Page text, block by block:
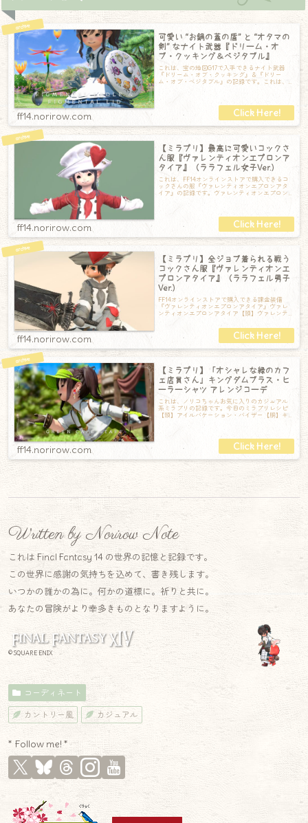
可愛い “お鍋の蓋の盾” と “オタマの
剣” なナイト武器『ドリーム・オ
ブ・クッキング＆ベジタブル』
これは、宝の地図G17で入手できるナイト武器
『ドリーム・オブ・クッキング』＆『ドリー
ム・オブ・ベジタブル』の記録です。これは、
ff14.norirow.com
【ミラプリ】最高に可愛いコックさ
ん服『ヴァレンティオンエプロンア
タイア』（ララフェル女子Ver.）
これは、FF14オンラインストアで購入できるコ
ックさんの服『ヴァレンティオンエプロンアタ
イア』の記録です。ヴァレンティオンエプロン
ff14.norirow.com
【ミラプリ】全ジョブ着られる戦う
コックさん服『ヴァレンティオンエ
プロンアタイア』（ララフェル男子
Ver.）
FF14オンラインストアで購入できる課金装備
『ヴァレンティオンエプロンアタイア』ヴァレ
ンティオンエプロンアタイア【頭】ヴァレンテ
ff14.norirow.com
【ミラプリ】「オシャレな緑のカフ
ェ店員さん」キングダムブラス・ヒ
ーラーシャツ アレンジコーデ
これは、ノリコちゃんお気に入りのカジュアル
系ミラプリの記録です。今日のミラプリレシピ
【頭】アイルバケーション・バイザー【胴】キ
ff14.norirow.com
Written by Norirow Note
これは Final Fantasy 14 の世界の記憶と記録です。
この世界に感謝の気持ちを込めて、書き残します。
いつかの誰かの為に。何かの道標に。祈りと共に。
あなたの冒険がより幸多きものとなりますように。
© SQUARE ENIX
コーディネート
カントリー風 カジュアル
* Follow me! *